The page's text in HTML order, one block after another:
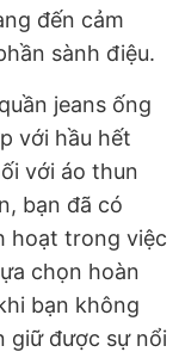
đến cảm
sành điệu.
jeans ống
với hầu hết
với áo thun
bạn đã có
hoạt trong việc
chọn hoàn
bạn không
giữ được sự nổi